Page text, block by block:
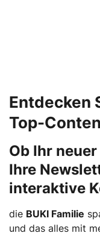
Entdecken
Top-
Ob Ihr
Ihre
interaktive
die BUKI Familie
und das alles mit